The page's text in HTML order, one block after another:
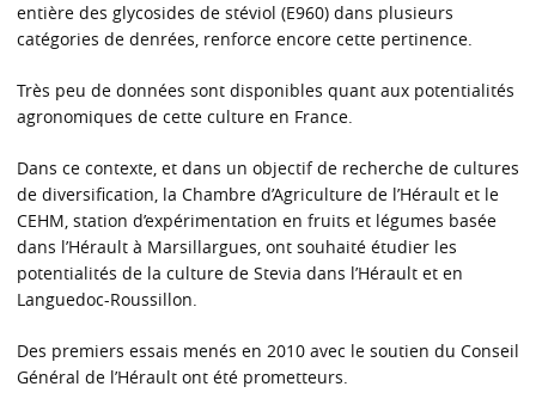
entière des glycosides de stéviol (E960) dans plusieurs
catégories de denrées, renforce encore cette pertinence.
Très peu de données sont disponibles quant aux potentialités
agronomiques de cette culture en France.
Dans ce contexte, et dans un objectif de recherche de cultures
de diversification, la Chambre d’Agriculture de l’Hérault et le
CEHM, station d’expérimentation en fruits et légumes basée
dans l’Hérault à Marsillargues, ont souhaité étudier les
potentialités de la culture de Stevia dans l’Hérault et en
Languedoc-Roussillon.
Des premiers essais menés en 2010 avec le soutien du Conseil
Général de l’Hérault ont été prometteurs.